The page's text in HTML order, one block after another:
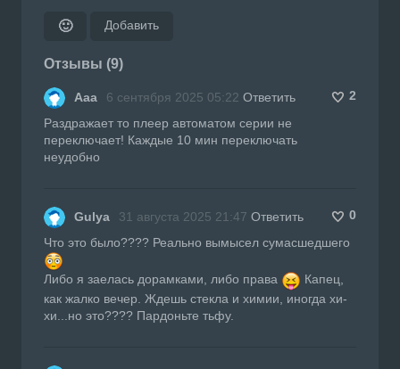
🙂 Добавить
Отзывы (9)
Ааа 6 сентября 2025 05:22 Ответить
2
Раздражает то плеер автоматом серии не
переключает! Каждые 10 мин переключать
неудобно
Gulya 31 августа 2025 21:47 Ответить
0
Что это было???? Реально вымысел сумасшедшего
Либо я заелась дорамками, либо права
Капец,
как жалко вечер. Ждешь стекла и химии, иногда хи-
хи...но это???? Пардоньте тьфу.